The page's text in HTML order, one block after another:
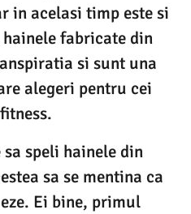
in acelasi timp este si
fabricate din
si sunt una
alegeri pentru cei
speli hainele din
sa se mentina ca
Ei bine, primul